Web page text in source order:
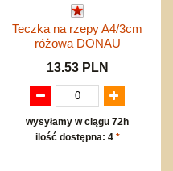
Teczka na rzepy A4/3cm
różowa DONAU
13.53 PLN
wysyłamy w ciągu 72h
ilość dostępna: 4 *